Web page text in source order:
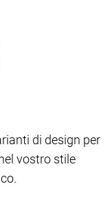
di design per
vostro stile